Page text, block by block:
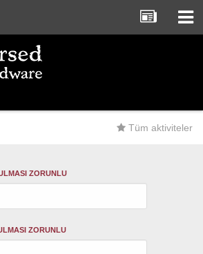
Tüm aktiviteler
ZORUNLU
ZORUNLU